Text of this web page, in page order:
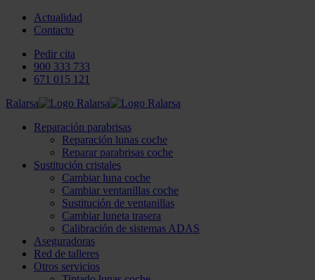
Actualidad
Contacto
Pedir cita
900 333 733
671 015 121
Ralarsa
Reparación parabrisas
Reparación lunas coche
Reparar parabrisas coche
Sustitución cristales
Cambiar luna coche
Cambiar ventanillas coche
Sustitución de ventanillas
Cambiar luneta trasera
Calibración de sistemas ADAS
Aseguradoras
Red de talleres
Otros servicios